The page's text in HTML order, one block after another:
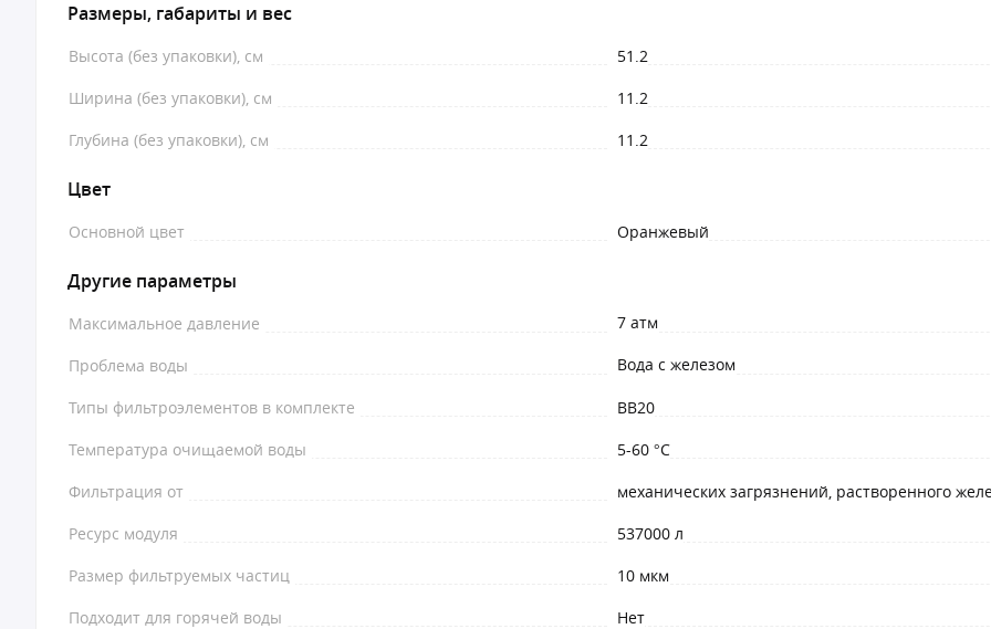
Размеры, габариты и вес
Высота (без упаковки), см
51.2
Ширина (без упаковки), см
11.2
Глубина (без упаковки), см
11.2
Цвет
Основной цвет Оранжевый
Другие параметры
Максимальное давление 7 атм
Проблема воды Вода с железом
Типы фильтроэлементов в комплекте
BB20
Температура очищаемой воды
5-60 °С
Фильтрация от
механических загрязнений, растворенного
Ресурс модуля
537000 л
Размер фильтруемых частиц
10 мкм
Подходит для горячей воды
Нет